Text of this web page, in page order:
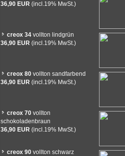
36,90 EUR (incl.19% MwSt.)
creox 34 vollton lindgrün
36,90 EUR (incl.19% MwSt.)
creox 80 vollton sandfarbend
36,90 EUR (incl.19% MwSt.)
creox 70 vollton
schokoladenbraun
36,90 EUR (incl.19% MwSt.)
creox 90 vollton schwarz